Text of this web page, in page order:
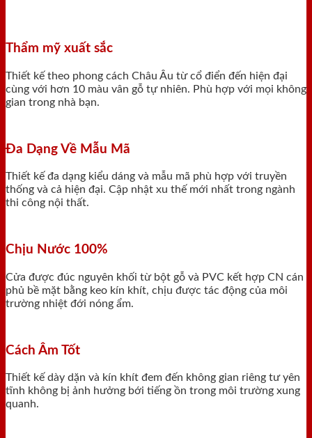
Thẩm mỹ xuất sắc
Thiết kế theo phong cách Châu Âu từ cổ điển đến hiện đại
cùng với hơn 10 màu vân gỗ tự nhiên. Phù hợp với mọi không
gian trong nhà bạn.
Đa Dạng Về Mẫu Mã
Thiết kế đa dạng kiểu dáng và mẫu mã phù hợp với truyền
thống và cả hiện đại. Cập nhật xu thế mới nhất trong ngành
thi công nội thất.
Chịu Nước 100%
Cửa được đúc nguyên khối từ bột gỗ và PVC kết hợp CN cán
phủ bề mặt bằng keo kín khít, chịu được tác động của môi
trường nhiệt đới nóng ẩm.
Cách Âm Tốt
Thiết kế dày dặn và kín khít đem đến không gian riêng tư yên
tĩnh không bị ảnh hưởng bới tiếng ồn trong môi trường xung
quanh.